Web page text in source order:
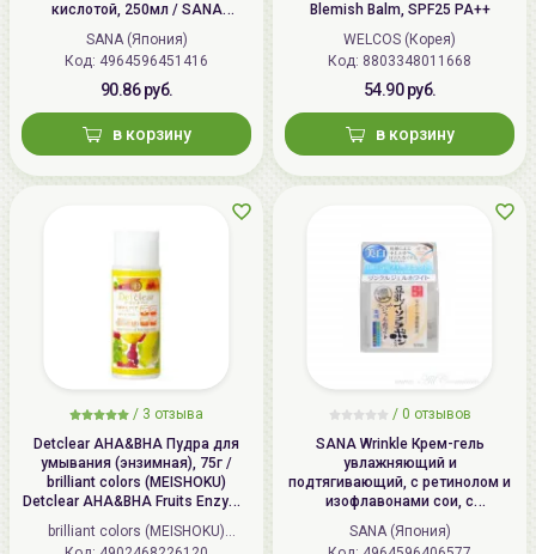
кислотой, 250мл / SANA
HADANOMY Collagen mist
SANA (Япония)
Код: 4964596451416
90.86 руб.
в корзину
Blemish Balm, SPF25 PA++
WELCOS (Корея)
Код: 8803348011668
54.90 руб.
в корзину
/ 3 отзыва
Detclear AHA&BHA Пудра для
умывания (энзимная), 75г /
brilliant colors (MEISHOKU)
Detclear AHA&BHA Fruits Enzyme
Powder Wash
brilliant colors (MEISHOKU)
/ 0 отзывов
SANA Wrinkle Крем-гель
увлажняющий и
подтягивающий, с ретинолом и
изофлавонами сои, с
осветляющим эффектом | 100г |
Wrinkle Gel Cream (Whitening)
SANA (Япония)